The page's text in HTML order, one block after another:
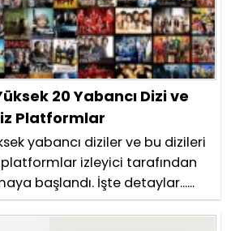
20 Yabancı Dizi ve
Platformlar
yabancı diziler ve bu dizileri
izleyici tarafından
başlandı. İşte detaylar......